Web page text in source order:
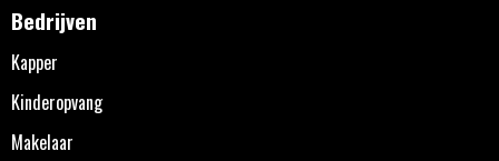
Bedrijven
Kapper
Kinderopvang
Makelaar